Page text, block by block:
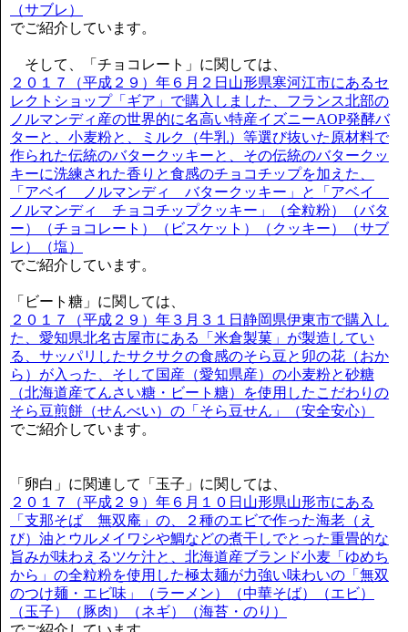
（サブレ）
でご紹介しています。
そして、「チョコレート」に関しては、
２０１７（平成２９）年６月２日山形県寒河江市にあるセ
レクトショップ「ギア」で購入しました、フランス北部の
ノルマンディ産の世界的に名高い特産イズニーAOP発酵バ
ターと、小麦粉と、ミルク（牛乳）等選び抜いた原材料で
作られた伝統のバタークッキーと、その伝統のバタークッ
キーに洗練された香りと食感のチョコチップを加えた、
「アベイ ノルマンディ バタークッキー」と「アベイ
ノルマンディ チョコチップクッキー」（全粒粉）（バタ
ー）（チョコレート）（ビスケット）（クッキー）（サブ
レ）（塩）
でご紹介しています。
「ビート糖」に関しては、
２０１７（平成２９）年３月３１日静岡県伊東市で購入し
た、愛知県北名古屋市にある「米倉製菓」が製造してい
る、サッパリしたサクサクの食感のそら豆と卯の花（おか
ら）が入った、そして国産（愛知県産）の小麦粉と砂糖
（北海道産てんさい糖・ビート糖）を使用したこだわりの
そら豆煎餅（せんべい）の「そら豆せん」（安全安心）
でご紹介しています。
「卵白」に関連して「玉子」に関しては、
２０１７（平成２９）年６月１０日山形県山形市にある
「支那そば 無双庵」の、２種のエビで作った海老（え
び）油とウルメイワシや鯛などの煮干しでとった重畳的な
旨みが味わえるツケ汁と、北海道産ブランド小麦「ゆめち
から」の全粒粉を使用した極太麺が力強い味わいの「無双
のつけ麺・エビ味」（ラーメン）（中華そば）（エビ）
（玉子）（豚肉）（ネギ）（海苔・のり）